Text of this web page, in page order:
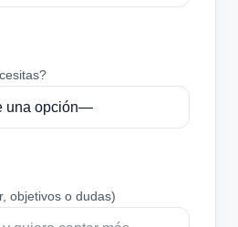
objetivos o dudas)